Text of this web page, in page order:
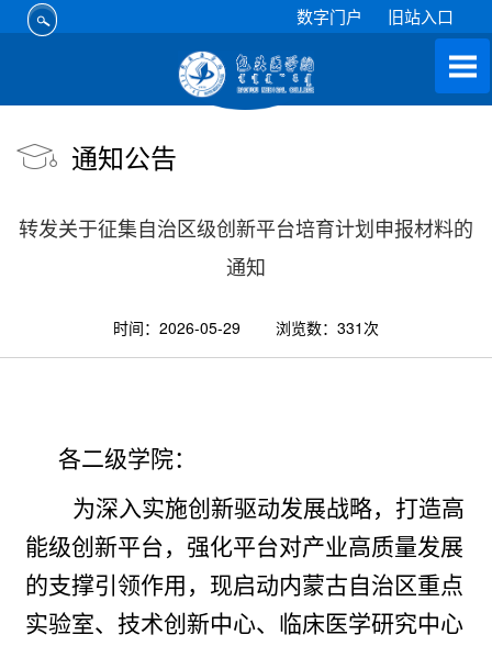
数字门户 旧站入口
通知公告
转发关于征集自治区级创新平台培育计划申报材料的
通知
时间：2026-05-29 浏览数： 331次
各二级学院：
为深入实施创新驱动发展战略，打造高
能级创新平台，强化平台对产业高质量发展
的支撑引领作用，现启动内蒙古自治区重点
实验室、技术创新中心、临床医学研究中心